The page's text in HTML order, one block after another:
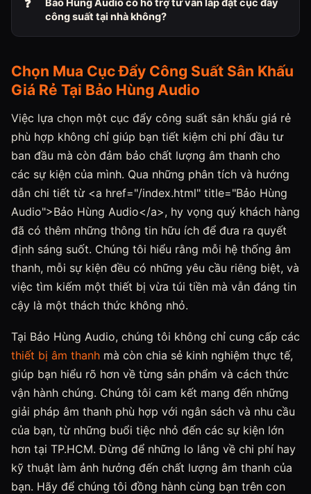
Bảo Hùng Audio có hỗ trợ tư vấn lắp đặt cục đẩy
công suất tại nhà không?
Chọn Mua Cục Đẩy Công Suất Sân Khấu
Giá Rẻ Tại Bảo Hùng Audio
Việc lựa chọn một cục đẩy công suất sân khấu giá rẻ
phù hợp không chỉ giúp bạn tiết kiệm chi phí đầu tư
ban đầu mà còn đảm bảo chất lượng âm thanh cho
các sự kiện của mình. Qua những phân tích và hướng
dẫn chi tiết từ <a href="/index.html" title="Bảo Hùng
Audio">Bảo Hùng Audio</a>, hy vọng quý khách hàng
đã có thêm những thông tin hữu ích để đưa ra quyết
định sáng suốt. Chúng tôi hiểu rằng mỗi hệ thống âm
thanh, mỗi sự kiện đều có những yêu cầu riêng biệt, và
việc tìm kiếm một thiết bị vừa túi tiền mà vẫn đáng tin
cậy là một thách thức không nhỏ.
Tại Bảo Hùng Audio, chúng tôi không chỉ cung cấp các
thiết bị âm thanh mà còn chia sẻ kinh nghiệm thực tế,
giúp bạn hiểu rõ hơn về từng sản phẩm và cách thức
vận hành chúng. Chúng tôi cam kết mang đến những
giải pháp âm thanh phù hợp với ngân sách và nhu cầu
của bạn, từ những buổi tiệc nhỏ đến các sự kiện lớn
hơn tại TP.HCM. Đừng để những lo lắng về chi phí hay
kỹ thuật làm ảnh hưởng đến chất lượng âm thanh của
bạn. Hãy để chúng tôi đồng hành cùng bạn trên con